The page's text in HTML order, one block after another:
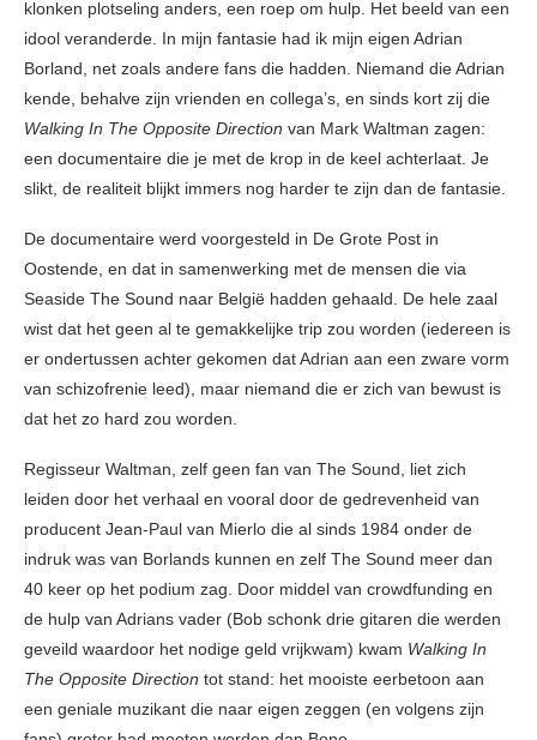
klonken plotseling anders, een roep om hulp. Het beeld van een
idool veranderde. In mijn fantasie had ik mijn eigen Adrian
Borland, net zoals andere fans die hadden. Niemand die Adrian
kende, behalve zijn vrienden en collega’s, en sinds kort zij die
Walking In The Opposite Direction van Mark Waltman zagen:
een documentaire die je met de krop in de keel achterlaat. Je
slikt, de realiteit blijkt immers nog harder te zijn dan de fantasie.
De documentaire werd voorgesteld in De Grote Post in
Oostende, en dat in samenwerking met de mensen die via
Seaside The Sound naar België hadden gehaald. De hele zaal
wist dat het geen al te gemakkelijke trip zou worden (iedereen is
er ondertussen achter gekomen dat Adrian aan een zware vorm
van schizofrenie leed), maar niemand die er zich van bewust is
dat het zo hard zou worden.
Regisseur Waltman, zelf geen fan van The Sound, liet zich
leiden door het verhaal en vooral door de gedrevenheid van
producent Jean-Paul van Mierlo die al sinds 1984 onder de
indruk was van Borlands kunnen en zelf The Sound meer dan
40 keer op het podium zag. Door middel van crowdfunding en
de hulp van Adrians vader (Bob schonk drie gitaren die werden
geveild waardoor het nodige geld vrijkwam) kwam Walking In
The Opposite Direction tot stand: het mooiste eerbetoon aan
een geniale muzikant die naar eigen zeggen (en volgens zijn